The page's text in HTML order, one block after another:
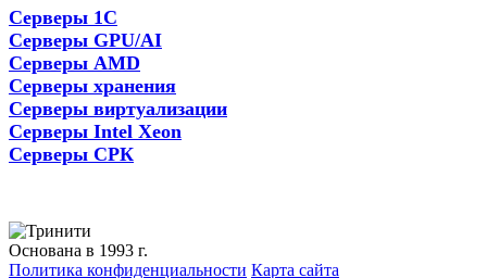
Серверы 1С
Серверы GPU/AI
Серверы AMD
Серверы хранения
Серверы виртуализации
Серверы Intel Xeon
Серверы СРК
Основана в 1993 г.
Политика конфиденциальности Карта сайта